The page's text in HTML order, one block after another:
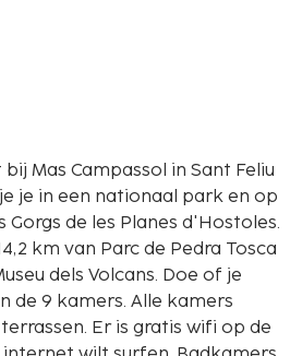
Mas Campassol in Sant Feliu
je in een nationaal park en op
Gorgs de les Planes d'Hostoles.
km van Parc de Pedra Tosca
dels Volcans. Doe of je
de 9 kamers. Alle kamers
Er is gratis wifi op de